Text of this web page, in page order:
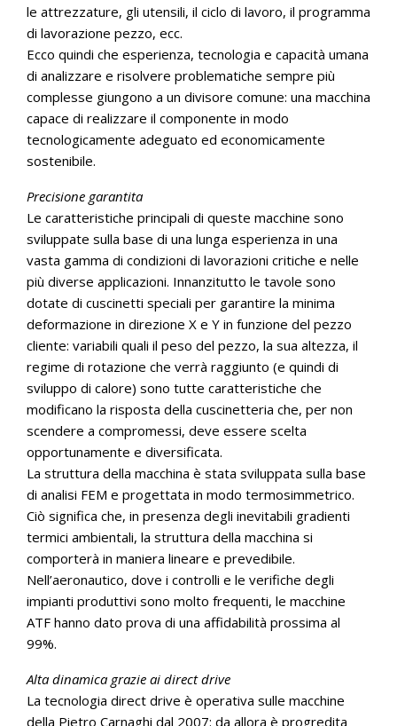
le attrezzature, gli utensili, il ciclo di lavoro, il programma
di lavorazione pezzo, ecc.
Ecco quindi che esperienza, tecnologia e capacità umana
di analizzare e risolvere problematiche sempre più
complesse giungono a un divisore comune: una macchina
capace di realizzare il componente in modo
tecnologicamente adeguato ed economicamente
sostenibile.
Precisione garantita
Le caratteristiche principali di queste macchine sono
sviluppate sulla base di una lunga esperienza in una
vasta gamma di condizioni di lavorazioni critiche e nelle
più diverse applicazioni. Innanzitutto le tavole sono
dotate di cuscinetti speciali per garantire la minima
deformazione in direzione X e Y in funzione del pezzo
cliente: variabili quali il peso del pezzo, la sua altezza, il
regime di rotazione che verrà raggiunto (e quindi di
sviluppo di calore) sono tutte caratteristiche che
modificano la risposta della cuscinetteria che, per non
scendere a compromessi, deve essere scelta
opportunamente e diversificata.
La struttura della macchina è stata sviluppata sulla base
di analisi FEM e progettata in modo termosimmetrico.
Ciò significa che, in presenza degli inevitabili gradienti
termici ambientali, la struttura della macchina si
comporterà in maniera lineare e prevedibile.
Nell’aeronautico, dove i controlli e le verifiche degli
impianti produttivi sono molto frequenti, le macchine
ATF hanno dato prova di una affidabilità prossima al
99%.
Alta dinamica grazie ai direct drive
La tecnologia direct drive è operativa sulle macchine
della Pietro Carnaghi dal 2007: da allora è progredita